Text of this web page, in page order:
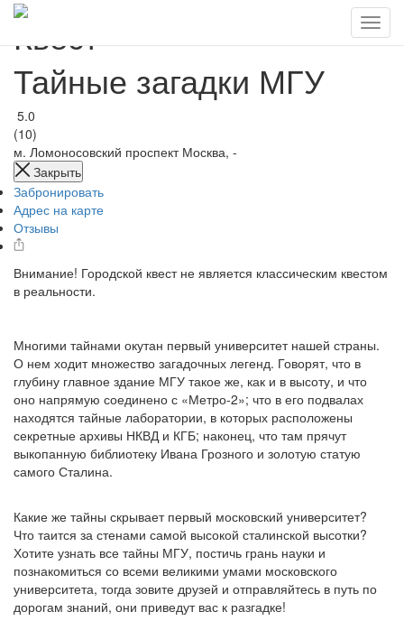
Квест
Тайные загадки МГУ
5.0
(10)
м. Ломоносовский проспект Москва, -
Закрыть
Забронировать
Адрес на карте
Отзывы
Внимание! Городской квест не является классическим квестом
в реальности.
Многими тайнами окутан первый университет нашей страны.
О нем ходит множество загадочных легенд. Говорят, что в
глубину главное здание МГУ такое же, как и в высоту, и что
оно напрямую соединено с «Метро-2»; что в его подвалах
находятся тайные лаборатории, в которых расположены
секретные архивы НКВД и КГБ; наконец, что там прячут
выкопанную библиотеку Ивана Грозного и золотую статую
самого Сталина.
Какие же тайны скрывает первый московский университет?
Что таится за стенами самой высокой сталинской высотки?
Хотите узнать все тайны МГУ, постичь грань науки и
познакомиться со всеми великими умами московского
университета, тогда зовите друзей и отправляйтесь в путь по
дорогам знаний, они приведут вас к разгадке!